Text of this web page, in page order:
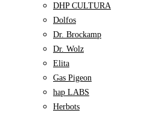
DHP CULTURA
Dolfos
Dr. Brockamp
Dr. Wolz
Elita
Gas Pigeon
hap LABS
Herbots